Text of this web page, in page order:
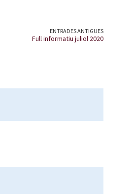
ENTRADES ANTIGUES
Full informatiu juliol 2020